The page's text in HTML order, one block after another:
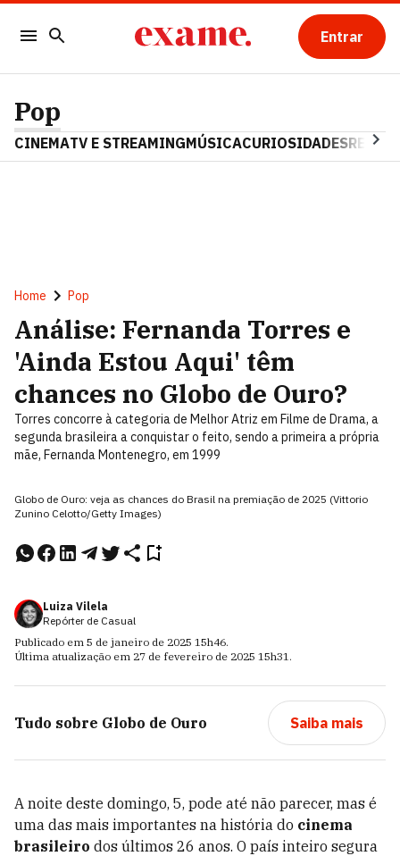
Entrar
Pop
CINEMATV E STREAMINGMÚSICACURIOSIDADES
Home Pop
Análise: Fernanda Torres e
'Ainda Estou Aqui' têm
chances no Globo de Ouro?
Torres concorre à categoria de Melhor Atriz em Filme de Drama, a
segunda brasileira a conquistar o feito, sendo a primeira a própria
mãe, Fernanda Montenegro, em 1999
Globo de Ouro: veja as chances do Brasil na premiação de 2025 (Vittorio
Zunino Celotto/Getty Images)
Luiza Vilela
Repórter de Casual
Publicado em 5 de janeiro de 2025 15h46.
Última atualização em 27 de fevereiro de 2025 15h31.
Tudo sobre Globo de Ouro Saiba mais
A noite deste domingo, 5, pode até não parecer, mas é
uma das mais importantes na história do cinema
brasileiro dos últimos 26 anos. O país inteiro segura